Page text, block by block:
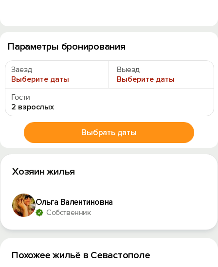
Параметры бронирования
Заезд
Выберите даты
Выезд
Выберите даты
Гости
2 взрослых
Выбрать даты
Хозяин жилья
Ольга Валентиновна
Собственник
Похожее жильё в Севастополе